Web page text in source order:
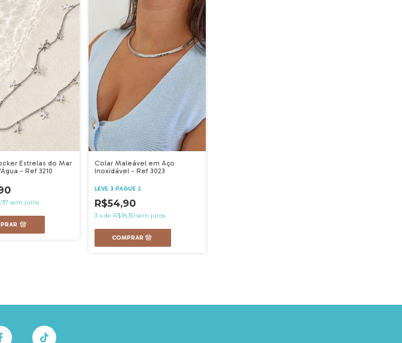
Estrelas do Mar
- Ref 3210
sem juros
Colar Maleável em Aço
Inoxidável - Ref 3023
LEVE 3 PAGUE 2
R$54,90
3 x de R$18,30 sem juros